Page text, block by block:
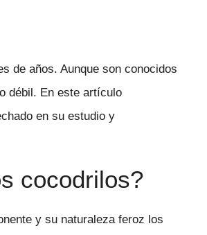
de años. Aunque son conocidos
débil. En este artículo
en su estudio y
cocodrilos?
y su naturaleza feroz los